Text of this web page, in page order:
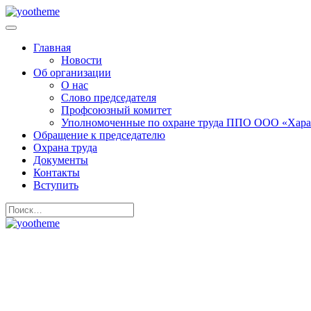
Главная
Новости
Об организации
О нас
Слово председателя
Профсоюзный комитет
Уполномоченные по охране труда ППО ООО
Обращение к председателю
Охрана труда
Документы
Контакты
Вступить